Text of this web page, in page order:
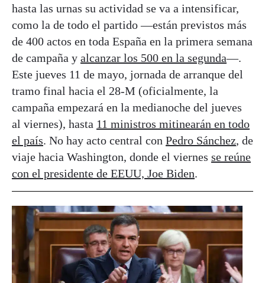
hasta las urnas su actividad se va a intensificar,
como la de todo el partido —están previstos más
de 400 actos en toda España en la primera semana
de campaña y alcanzar los 500 en la segunda—.
Este jueves 11 de mayo, jornada de arranque del
tramo final hacia el 28-M (oficialmente, la
campaña empezará en la medianoche del jueves
al viernes), hasta 11 ministros mitinearán en todo
el país. No hay acto central con Pedro Sánchez, de
viaje hacia Washington, donde el viernes se reúne
con el presidente de EEUU, Joe Biden.